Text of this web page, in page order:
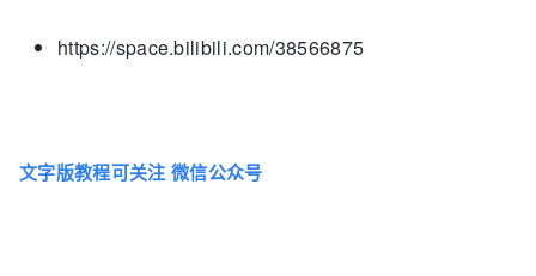
https://space.bilibili.com/38566875
文字版教程可关注 微信公众号